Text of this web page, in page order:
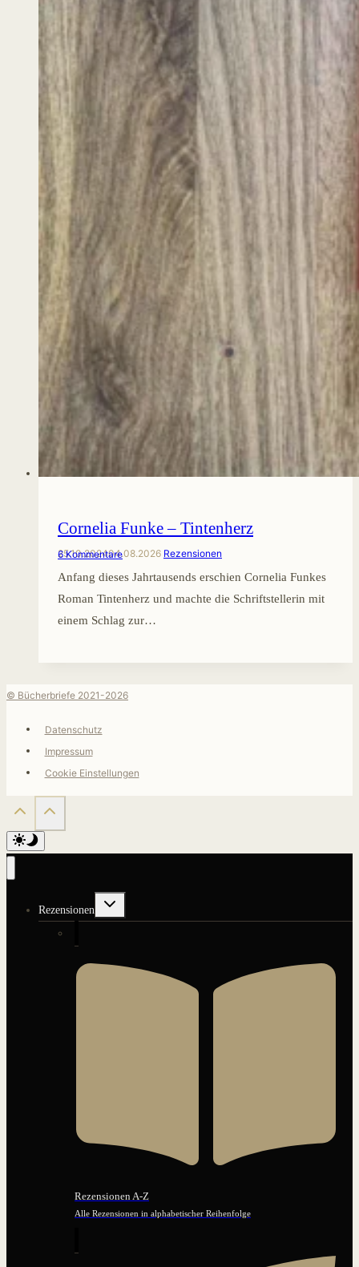
Cornelia Funke – Tintenherz
25.10.202404.08.2026 Rezensionen
6 Kommentare
Anfang dieses Jahrtausends erschien Cornelia Funkes
Roman Tintenherz und machte die Schriftstellerin mit
einem Schlag zur…
© Bücherbriefe 2021-2026
Datenschutz
Impressum
Cookie Einstellungen
Rezensionen
Untermenü
Rezensionen A-Z
Alle Rezensionen in alphabetischer Reihenfolge